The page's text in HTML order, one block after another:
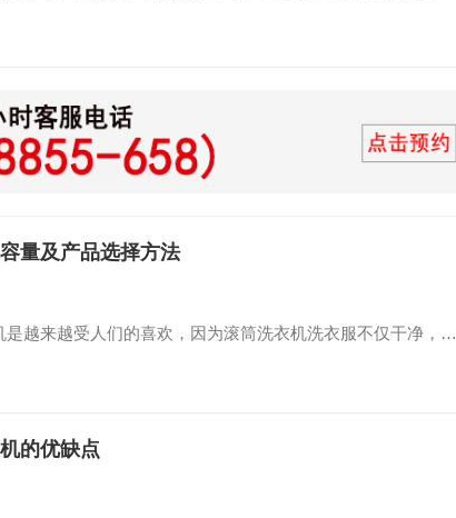
量及产品选择方法
越来越受人们的喜欢，因为滚筒洗衣机洗衣服不仅干净，…
的优缺点